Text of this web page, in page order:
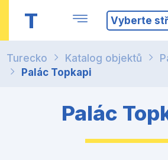
T Vyberte
Turecko Katalog objektů
Palác Topkapi
Palác